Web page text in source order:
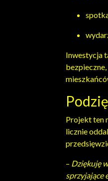
Inwestycja
Projekt ten
licznie
– Dziękuję
sprzyjające